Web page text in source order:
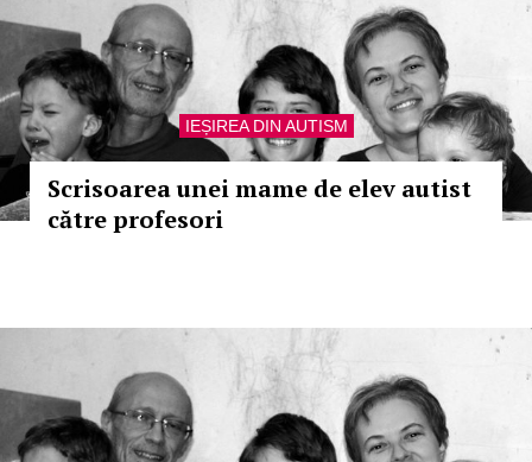
IEȘIREA DIN AUTISM
Scrisoarea unei mame de elev autist
către profesori